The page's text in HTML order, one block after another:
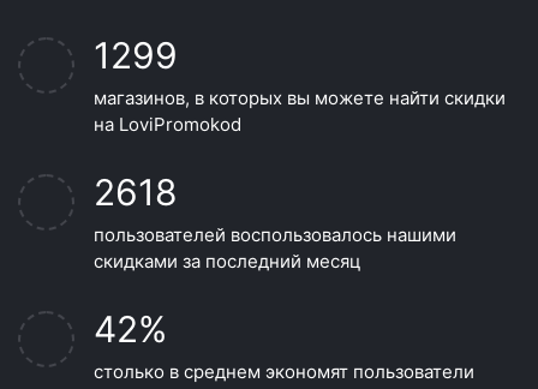
1299
магазинов, в которых вы можете найти скидки
на LoviPromokod
2618
пользователей воспользовалось нашими
скидками за последний месяц
42%
столько в среднем экономят пользователи